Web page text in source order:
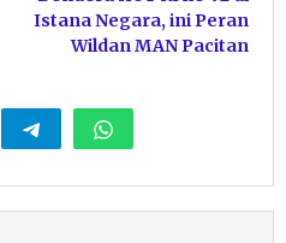
Istana Negara, ini Peran
Wildan MAN Pacitan